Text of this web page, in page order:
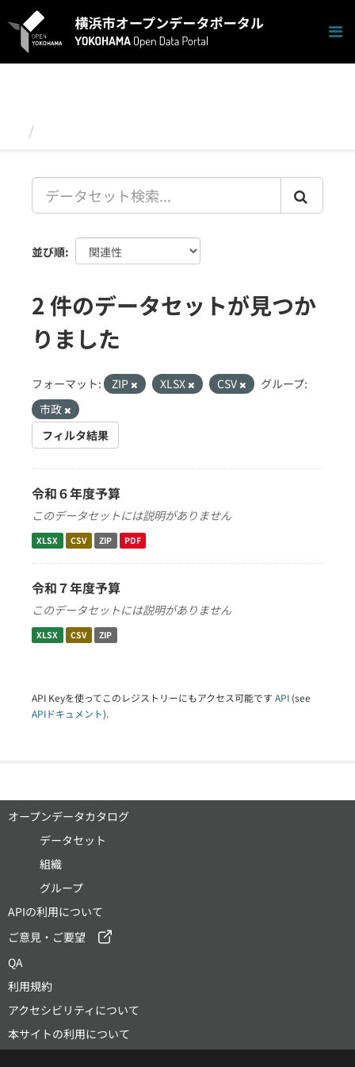
キ
並び順
2 件のデータセットが見つか
りました
フォーマット: ZIP XLSX CSV
グループ:
市政
フィルタ結果
令和６年度予算
このデータセットには説明がありません
XLSX CSV ZIP PDF
令和７年度予算
このデータセットには説明がありません
XLSX CSV ZIP
API Keyを使ってこのレジストリーにもアクセス可能です API (see
APIドキュメント).
オープンデータカタログ
データセット
組織
グループ
APIの利用について
ご意見・ご要望
QA
利用規約
アクセシビリティについて
本サイトの利用について